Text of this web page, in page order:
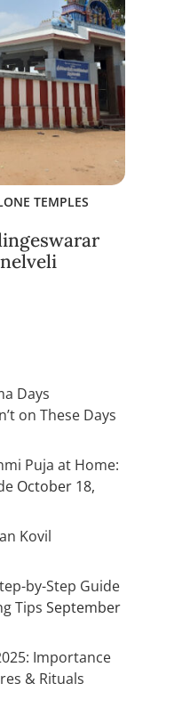
TEMPLES
Days
on These Days
Puja at Home:
October 18,
Kovil
by-Step Guide
Tips September
Importance
& Rituals